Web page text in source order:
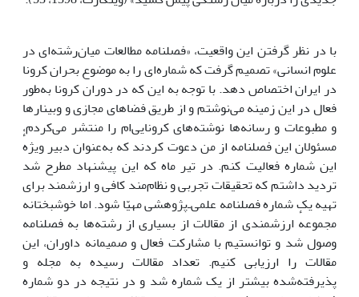
با در نظر گرفتن این واقعیت، «فصلنامه مطالعات میان‌رشته‌ای در
علوم انسانی» تصمیم گرفت که شماره‌ای را به موضوع بحران کرونا
در ایران اختصاص دهد. با توجه به این که در دوران کرونا به‌طور
فعال در این زمینه می‌نوشتم و از طریق فضاهای مجازی و وبینارها
و مطبوعات و رسانه‌ها نوشته‌های کرونایی‌ام را منتشر می‌کردم،
مسئولان این فصلنامه از من دعوت کردند که به‌عنوان دبیر ویژهٔ
این شماره فعالیت کنم. در تیر ماه که این پیشنهاد مطرح شد
تردید داشتم که تحقیقات تجربی و نظام‌مند کافی و ارزشمند برای
تهیه یک شماره فصلنامه علمی‌ـ‌پژوهشی مهیّا شود. اما خوشبختانه
مجموعهٔ ارزشمندی از مقالات از بسیاری از رشته‌ها به فصلنامه
وصول شد و توانستیم با مشارکت فعال و صمیمانه داوران، این
مقالات را ارزیابی کنیم. تعداد مقالات رسیده به مجله و
پذیرفته‌شده بیشتر از یک شماره شد و در نتیجه در دو شماره